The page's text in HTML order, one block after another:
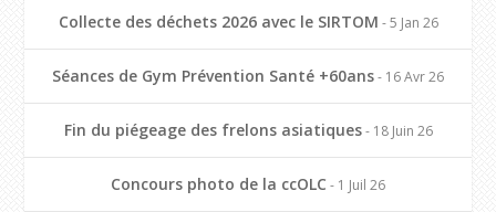
Collecte des déchets 2026 avec le SIRTOM - 5 Jan 26
Séances de Gym Prévention Santé +60ans- 16 Avr 26
Fin du piégeage des frelons asiatiques- 18 Juin 26
Concours photo de la ccOLC - 1 Juil 26